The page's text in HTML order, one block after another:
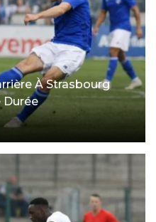
À Strasbourg
Durée